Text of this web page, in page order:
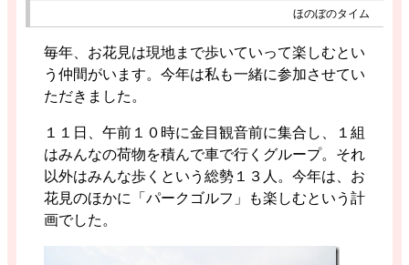
ほのぼのタイム
毎年、お花見は現地まで歩いていって楽しむとい
う仲間がいます。今年は私も一緒に参加させてい
ただきました。
１１日、午前１０時に金目観音前に集合し、１組
はみんなの荷物を積んで車で行くグループ。それ
以外はみんな歩くという総勢１３人。今年は、お
花見のほかに「パークゴルフ」も楽しむという計
画でした。